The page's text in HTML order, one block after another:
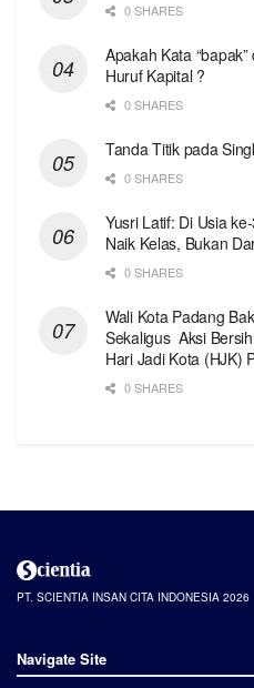
0 SHARES
Apakah Kata
Huruf Kapital ?
0 SHARES
Tanda Titik pada
0 SHARES
Yusri Latif: Di Usia
Naik Kelas, Bukan
0 SHARES
Wali Kota Padang
Sekaligus Aksi
Hari Jadi Kota (HJK)
0 SHARES
PT. SCIENTIA INSAN CITA INDONESIA 2026
Navigate Site